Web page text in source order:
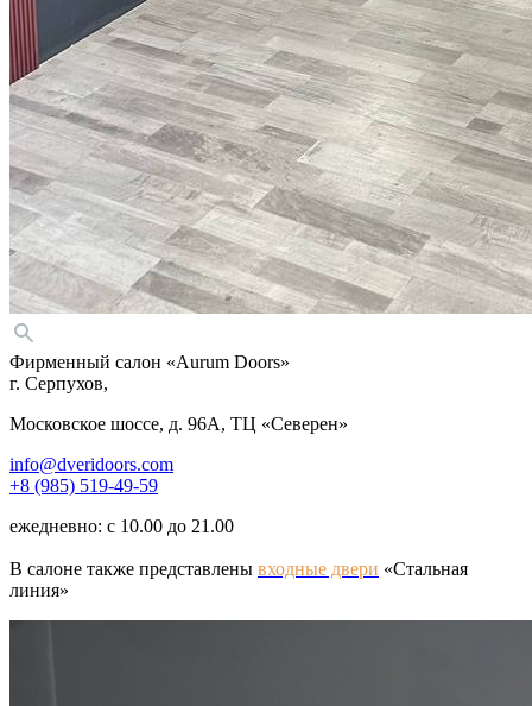
Фирменный салон «Aurum Doors»
г. Серпухов,
Московское шоссе, д. 96А, ТЦ «Северен»
info@dveridoors.com
+8 (985) 519-49-59
ежедневно: с 10.00 до 21.00
В салоне также представлены входные двери «Стальная
линия»